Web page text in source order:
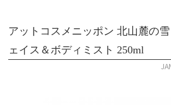
アットコスメニッポン 北山麓の
ェイス＆ボディミスト 250ml